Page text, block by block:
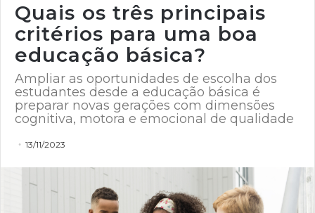
Quais os três principais
critérios para uma boa
educação básica?
Ampliar as oportunidades de escolha dos
estudantes desde a educação básica é
preparar novas gerações com dimensões
cognitiva, motora e emocional de qualidade
13/11/2023